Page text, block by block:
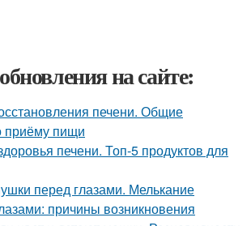
на сайте:
печени. Общие
приёму пищи
печени. Топ-5 продуктов для
перед глазами. Мелькание
причины возникновения